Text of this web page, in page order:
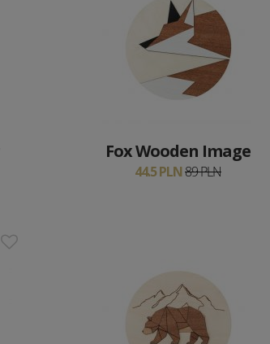
Fox Wooden Image
44.5 PLN89 PLN